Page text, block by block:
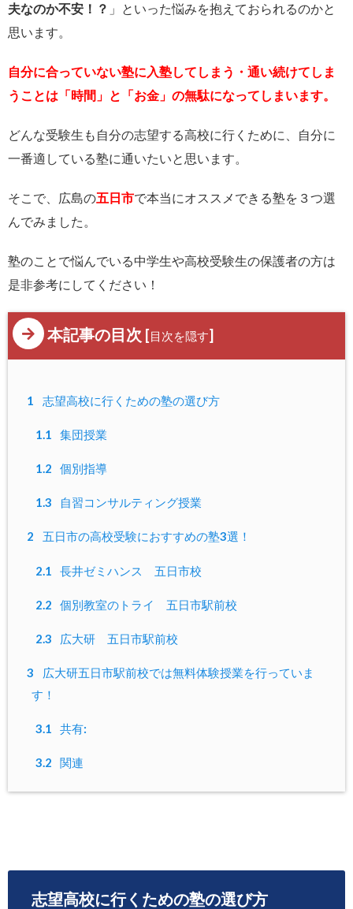
夫なのか不安！？ 」といった悩みを抱えておられるのかと
思います。
自分に合っていない塾に入塾してしまう・通い続けてしま
うことは「時間」と「お金」の無駄になってしまいます。
どんな受験生も自分の志望する高校に行くために、自分に
一番適している塾に通いたいと思います。
そこで、広島の五日市で本当にオススメできる塾を３つ選
んでみました。
塾のことで悩んでいる中学生や高校受験生の保護者の方は
是非参考にしてください！
本記事の目次 [目次を隠す]
1 志望高校に行くための塾の選び方
1.1 集団授業
1.2 個別指導
1.3 自習コンサルティング授業
2 五日市の高校受験におすすめの塾3選！
2.1 長井ゼミハンス 五日市校
2.2 個別教室のトライ 五日市駅前校
2.3 広大研 五日市駅前校
3
広大研五日市駅前校では無料体験授業を行っていま
す！
3.1 共有:
3.2 関連
志望高校に行くための塾の選び方